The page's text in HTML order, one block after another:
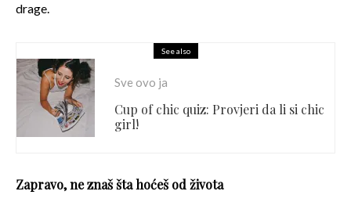
drage.
See also
Sve ovo ja
Cup of chic quiz: Provjeri da li si chic
girl!
Zapravo, ne znaš šta hoćeš od života